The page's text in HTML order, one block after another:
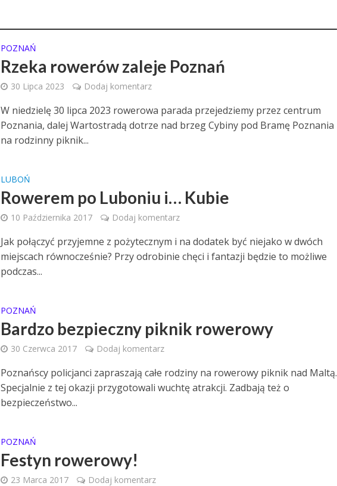
POZNAŃ
Rzeka rowerów zaleje Poznań
30 Lipca 2023 Dodaj komentarz
W niedzielę 30 lipca 2023 rowerowa parada przejedziemy przez centrum
Poznania, dalej Wartostradą dotrze nad brzeg Cybiny pod Bramę Poznania
na rodzinny piknik...
LUBOŃ
Rowerem po Luboniu i… Kubie
10 Października 2017 Dodaj komentarz
Jak połączyć przyjemne z pożytecznym i na dodatek być niejako w dwóch
miejscach równocześnie? Przy odrobinie chęci i fantazji będzie to możliwe
podczas...
POZNAŃ
Bardzo bezpieczny piknik rowerowy
30 Czerwca 2017 Dodaj komentarz
Poznańscy policjanci zapraszają całe rodziny na rowerowy piknik nad Maltą.
Specjalnie z tej okazji przygotowali wuchtę atrakcji. Zadbają też o
bezpieczeństwo...
POZNAŃ
Festyn rowerowy!
23 Marca 2017 Dodaj komentarz